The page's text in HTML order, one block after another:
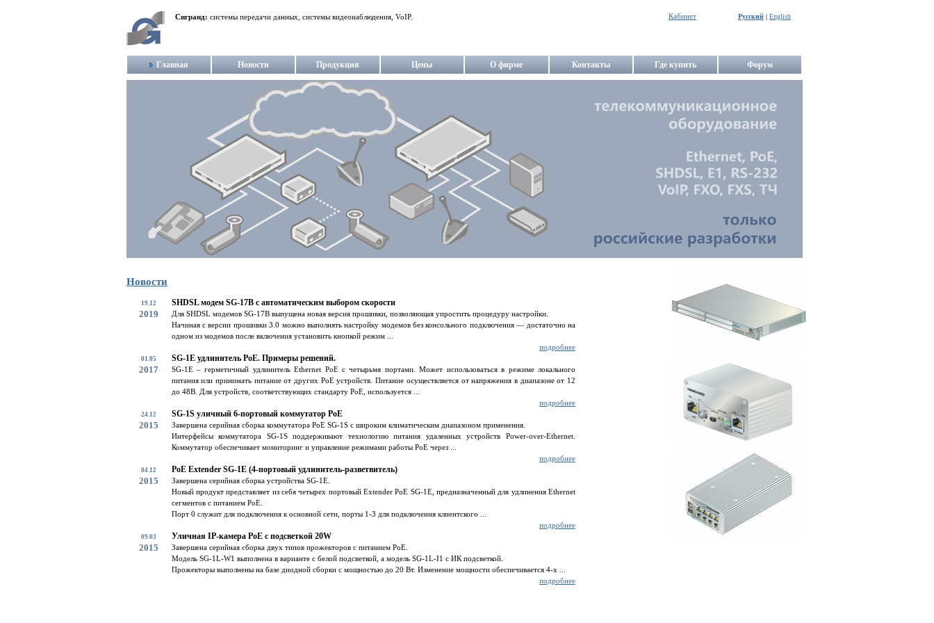
Сигранд: системы передачи данных, системы видеонаблюдения, VoIP. Кабинет Русский | English
Главная Новости Продукция Цены О фирме Контакты Где купить Форум
Новости
19.12
2019
SHDSL модем SG-17B с автоматическим выбором скорости
Для SHDSL модемов SG-17B выпущена новая версия прошивки, позволяющая упростить процедуру настройки.
Начиная с версии прошивки 3.0 можно выполнять настройку модемов без консольного подключения — достаточно на
одном из модемов после включения установить кнопкой режим ...
подробнее
01.05
2017
SG-1E удлинитель PoE. Примеры решений.
SG-1E – герметичный удлинитель Ethernet PoE с четырьмя портами. Может использоваться в режиме локального
питания или принимать питание от других PoE устройств. Питание осуществляется от напряжения в диапазоне от 12
до 48В. Для устройств, соответствующих стандарту PoE, используется ...
подробнее
24.12
2015
SG-1S уличный 6-портовый коммутатор PoE
Завершена серийная сборка коммутатора PoE SG-1S c широким климатическим диапазоном применения.
Интерфейсы коммутатора SG-1S поддерживают технологию питания удаленных устройств Power-over-Ethernet.
Коммутатор обеспечивает мониторинг и управление режимами работы PoE через ...
подробнее
04.12
2015
PoE Extender SG-1E (4-портовый удлинитель-разветвитель)
Завершена серийная сборка устройства SG-1E.
Новый продукт представляет из себя четырех портовый Extender PoE SG-1E, предназначенный для удлинения Ethernet
сегментов с питанием PoE.
Порт 0 служит для подключения к основной сети, порты 1-3 для подключения клиентского ...
подробнее
09.03
2015
Уличная IP-камера PoE с подсветкой 20W
Завершена серийная сборка двух типов прожекторов с питанием PoE.
Модель SG-1L-W1 выполнена в варианте с белой подсветкой, а модель SG-1L-I1 с ИК подсветкой.
Прожекторы выполнены на базе диодной сборки с мощностью до 20 Вт. Изменение мощности обеспечивается 4-х ...
подробнее